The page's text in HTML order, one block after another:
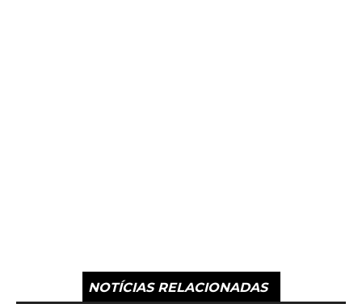
NOTÍCIAS RELACIONADAS